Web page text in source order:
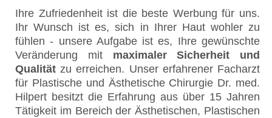
Ihre Zufriedenheit ist die beste Werbung für uns.
Ihr Wunsch ist es, sich in Ihrer Haut wohler zu
fühlen - unsere Aufgabe ist es, Ihre gewünschte
Veränderung mit maximaler Sicherheit und
Qualität zu erreichen. Unser erfahrener Facharzt
für Plastische und Ästhetische Chirurgie Dr. med.
Hilpert besitzt die Erfahrung aus über 15 Jahren
Tätigkeit im Bereich der Ästhetischen, Plastischen